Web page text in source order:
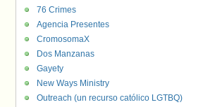
76 Crimes
Agencia Presentes
CromosomaX
Dos Manzanas
Gayety
New Ways Ministry
Outreach (un recurso católico LGTBQ)